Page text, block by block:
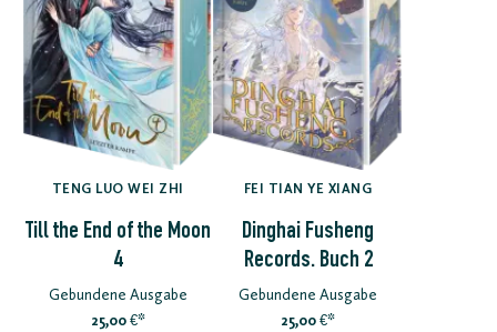
TENG LUO WEI ZHI
Till the End of the Moon
4
Gebundene Ausgabe
25,00 €*
FEI TIAN YE XIANG
Dinghai Fusheng
Records. Buch 2
Gebundene Ausgabe
25,00€*